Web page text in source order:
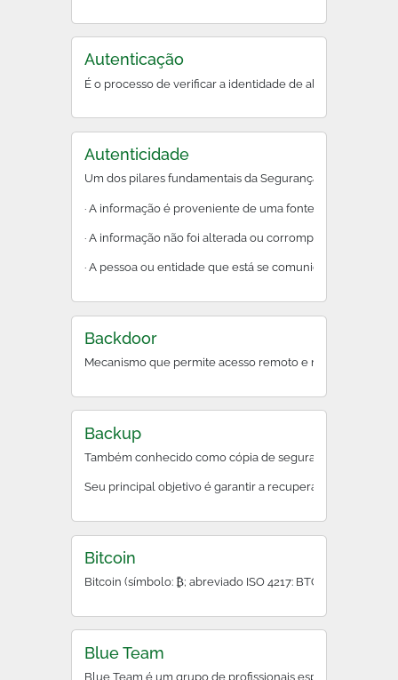
Autenticação
É o processo de verificar a identidade de alguém ou
Autenticidade
Um dos pilares fundamentais da Segurança da
· A informação é proveniente de uma fonte legítima e
· A informação não foi alterada ou corrompida durante a
· A pessoa ou entidade que está se comunicando é quem
Backdoor
Mecanismo que permite acesso remoto e não
Backup
Também conhecido como cópia de segurança, backup
Seu principal objetivo é garantir a recuperação rápida
Bitcoin
Bitcoin (símbolo: ₿; abreviado ISO 4217: BTC ou XBT) é
Blue Team
Blue Team é um grupo de profissionais especializados